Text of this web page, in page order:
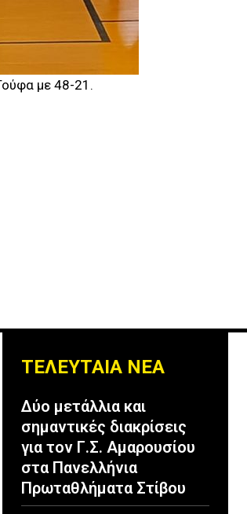
με 48-21.
ΤΕΛΕΥΤΑΙΑ ΝΕΑ
Δύο μετάλλια και
σημαντικές διακρίσεις
για τον Γ.Σ. Αμαρουσίου
στα Πανελλήνια
Πρωταθλήματα Στίβου